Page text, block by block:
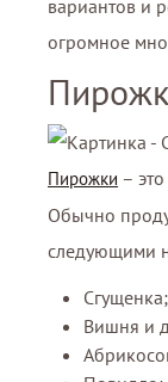
вариантов и
огромное
Пирожки –
Обычно
следующими
Сгущенка;
Вишня и